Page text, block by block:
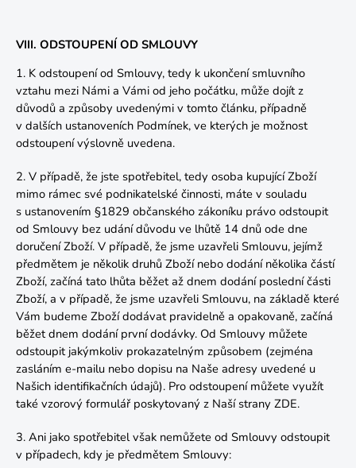
VIII. ODSTOUPENÍ OD SMLOUVY
1. K odstoupení od Smlouvy, tedy k ukončení smluvního
vztahu mezi Námi a Vámi od jeho počátku, může dojít z
důvodů a způsoby uvedenými v tomto článku, případně
v dalších ustanoveních Podmínek, ve kterých je možnost
odstoupení výslovně uvedena.
2. V případě, že jste spotřebitel, tedy osoba kupující Zboží
mimo rámec své podnikatelské činnosti, máte v souladu
s ustanovením §1829 občanského zákoníku právo odstoupit
od Smlouvy bez udání důvodu ve lhůtě 14 dnů ode dne
doručení Zboží. V případě, že jsme uzavřeli Smlouvu, jejímž
předmětem je několik druhů Zboží nebo dodání několika částí
Zboží, začíná tato lhůta běžet až dnem dodání poslední části
Zboží, a v případě, že jsme uzavřeli Smlouvu, na základě které
Vám budeme Zboží dodávat pravidelně a opakovaně, začíná
běžet dnem dodání první dodávky. Od Smlouvy můžete
odstoupit jakýmkoliv prokazatelným způsobem (zejména
zasláním e-mailu nebo dopisu na Naše adresy uvedené u
Našich identifikačních údajů). Pro odstoupení můžete využít
také vzorový formulář poskytovaný z Naší strany ZDE.
3. Ani jako spotřebitel však nemůžete od Smlouvy odstoupit
v případech, kdy je předmětem Smlouvy: